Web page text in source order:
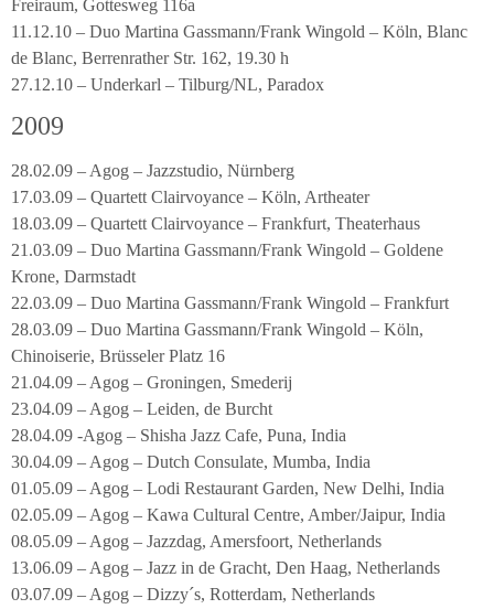
Freiraum, Gottesweg 116a
11.12.10 – Duo Martina Gassmann/Frank Wingold – Köln, Blanc
de Blanc, Berrenrather Str. 162, 19.30 h
27.12.10 – Underkarl – Tilburg/NL, Paradox
2009
28.02.09 – Agog – Jazzstudio, Nürnberg
17.03.09 – Quartett Clairvoyance – Köln, Artheater
18.03.09 – Quartett Clairvoyance – Frankfurt, Theaterhaus
21.03.09 – Duo Martina Gassmann/Frank Wingold – Goldene
Krone, Darmstadt
22.03.09 – Duo Martina Gassmann/Frank Wingold – Frankfurt
28.03.09 – Duo Martina Gassmann/Frank Wingold – Köln,
Chinoiserie, Brüsseler Platz 16
21.04.09 – Agog – Groningen, Smederij
23.04.09 – Agog – Leiden, de Burcht
28.04.09 -Agog – Shisha Jazz Cafe, Puna, India
30.04.09 – Agog – Dutch Consulate, Mumba, India
01.05.09 – Agog – Lodi Restaurant Garden, New Delhi, India
02.05.09 – Agog – Kawa Cultural Centre, Amber/Jaipur, India
08.05.09 – Agog – Jazzdag, Amersfoort, Netherlands
13.06.09 – Agog – Jazz in de Gracht, Den Haag, Netherlands
03.07.09 – Agog – Dizzy´s, Rotterdam, Netherlands